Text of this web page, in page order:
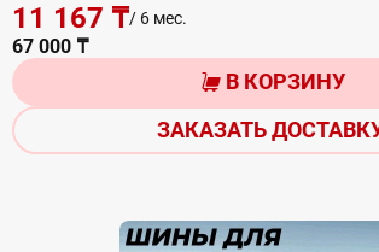
11 167 ₸/ 6 мес.
67 000 ₸
В КОРЗИНУ
ЗАКАЗАТЬ